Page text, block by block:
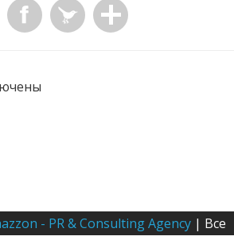
- PR & Consulting Agency| Все